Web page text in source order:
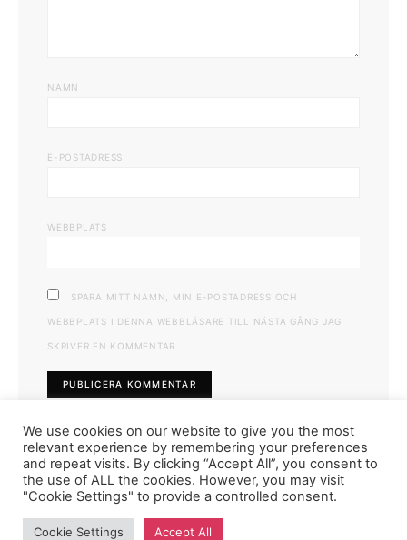
NAMN
E-POSTADRESS
WEBBPLATS
SPARA MITT NAMN, MIN E-POSTADRESS OCH
WEBBPLATS I DENNA WEBBLÄSARE TILL NÄSTA GÅNG JAG
SKRIVER EN KOMMENTAR.
FASHIONINK.SE
We use cookies on our website to give you the most
relevant experience by remembering your preferences
and repeat visits. By clicking “Accept All”, you consent to
the use of ALL the cookies. However, you may visit
"Cookie Settings" to provide a controlled consent.
Cookie Settings Accept All